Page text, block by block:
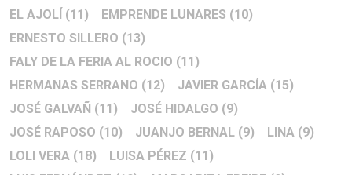
EL AJOLÍ (11) EMPRENDE LUNARES (10)
ERNESTO SILLERO (13)
FALY DE LA FERIA AL ROCIO (11)
HERMANAS SERRANO (12) JAVIER GARCÍA (15)
JOSÉ GALVAÑ (11) JOSÉ HIDALGO (9)
JOSÉ RAPOSO (10) JUANJO BERNAL (9) LINA (9)
LOLI VERA (18) LUISA PÉREZ (11)